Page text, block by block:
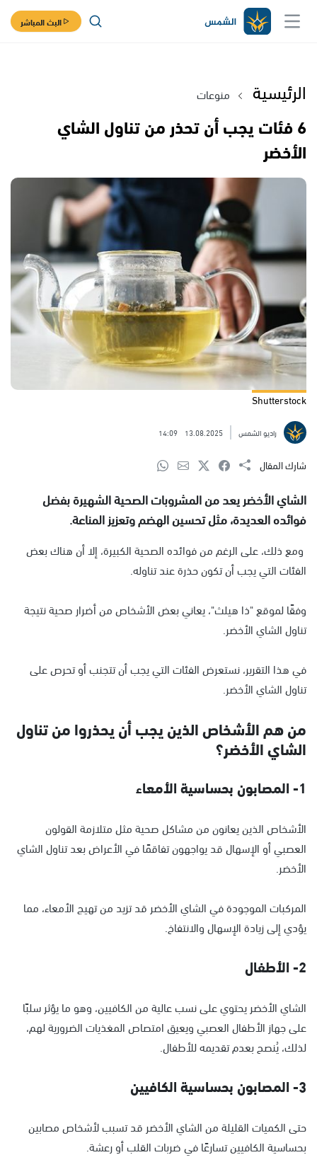
البث المباشر
الرئيسية منوعات
6 فئات يجب أن تحذر من تناول الشاي
الأخضر
Shutterstock
راديو الشمس 13.08.2025
14:09
شارك المقال
الشاي الأخضر يعد من المشروبات الصحية الشهيرة بفضل
فوائده العديدة، مثل تحسين الهضم وتعزيز المناعة.
ومع ذلك، على الرغم من فوائده الصحية الكبيرة، إلا أن هناك بعض
الفئات التي يجب أن تكون حذرة عند تناوله.
وفقًا لموقع "ذا هيلث"، يعاني بعض الأشخاص من أضرار صحية نتيجة
تناول الشاي الأخضر.
في هذا التقرير، نستعرض الفئات التي يجب أن تتجنب أو تحرص على
تناول الشاي الأخضر.
من هم الأشخاص الذين يجب أن يحذروا من تناول
الشاي الأخضر؟
1- المصابون بحساسية الأمعاء
الأشخاص الذين يعانون من مشاكل صحية مثل متلازمة القولون
العصبي أو الإسهال قد يواجهون تفاقمًا في الأعراض بعد تناول الشاي
الأخضر.
المركبات الموجودة في الشاي الأخضر قد تزيد من تهيج الأمعاء، مما
يؤدي إلى زيادة الإسهال والانتفاخ.
2- الأطفال
الشاي الأخضر يحتوي على نسب عالية من الكافيين، وهو ما يؤثر سلبًا
على جهاز الأطفال العصبي ويعيق امتصاص المغذيات الضرورية لهم،
لذلك، يُنصح بعدم تقديمه للأطفال.
3- المصابون بحساسية الكافيين
حتى الكميات القليلة من الشاي الأخضر قد تسبب لأشخاص مصابين
بحساسية الكافيين تسارعًا في ضربات القلب أو رعشة.